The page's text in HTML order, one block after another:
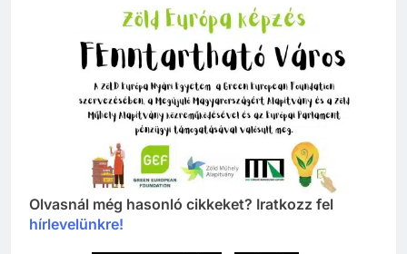
Olvasnál még hasonló cikkeket? Iratkozz fel
hírlevelünkre!